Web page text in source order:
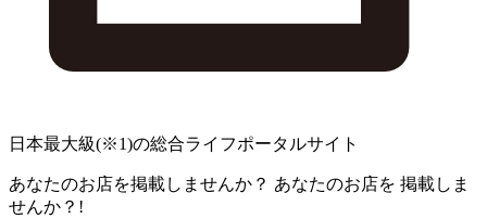
日本最大級(※1)の総合ライフポータルサイト
あなたのお店を掲載しませんか？ あなたのお店を 掲載しま
せんか？!